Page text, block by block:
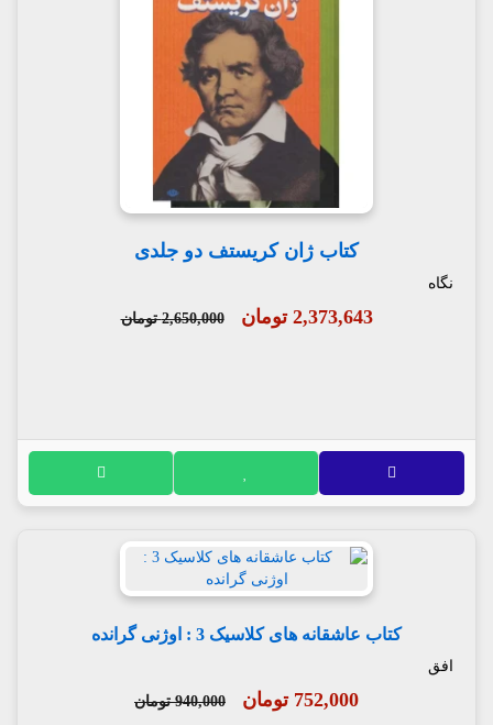
کتاب ژان کریستف دو جلدی
نگاه
2,373,643 تومان 2,650,000 تومان
کتاب عاشقانه های کلاسیک 3 : اوژنی گرانده
افق
752,000 تومان 940,000 تومان